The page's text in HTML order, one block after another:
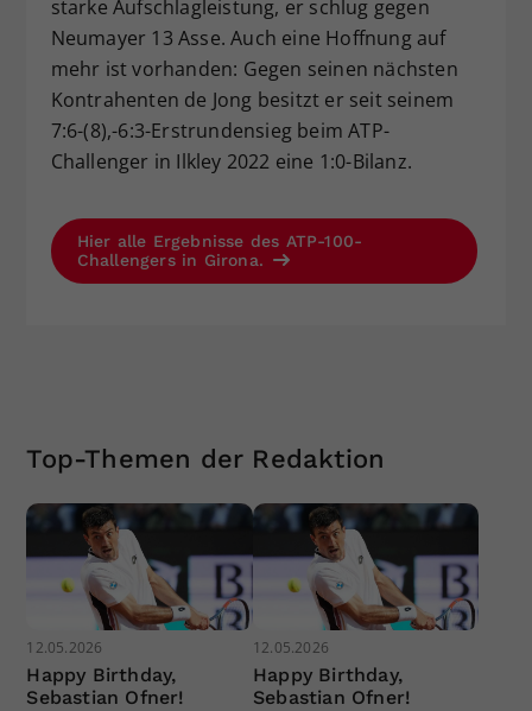
starke Aufschlagleistung, er schlug gegen
Neumayer 13 Asse. Auch eine Hoffnung auf
mehr ist vorhanden: Gegen seinen nächsten
Kontrahenten de Jong besitzt er seit seinem
7:6-(8),-6:3-Erstrundensieg beim ATP-
Challenger in Ilkley 2022 eine 1:0-Bilanz.
Hier alle Ergebnisse des ATP-100-
Challengers in Girona.
Top-Themen der Redaktion
12.05.2026
Happy Birthday,
Sebastian Ofner!
12.05.2026
Happy Birthday,
Sebastian Ofner!